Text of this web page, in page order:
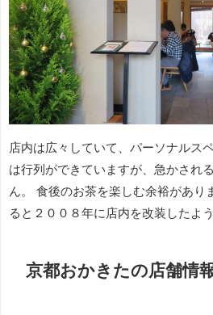
店内は広々していて、パーソナル
は行列ができていますが、急かされ
ん。 食後のお茶を楽しむ余裕があり
ると２００８年に店内を改装したよう
京都おかきたの店舗情